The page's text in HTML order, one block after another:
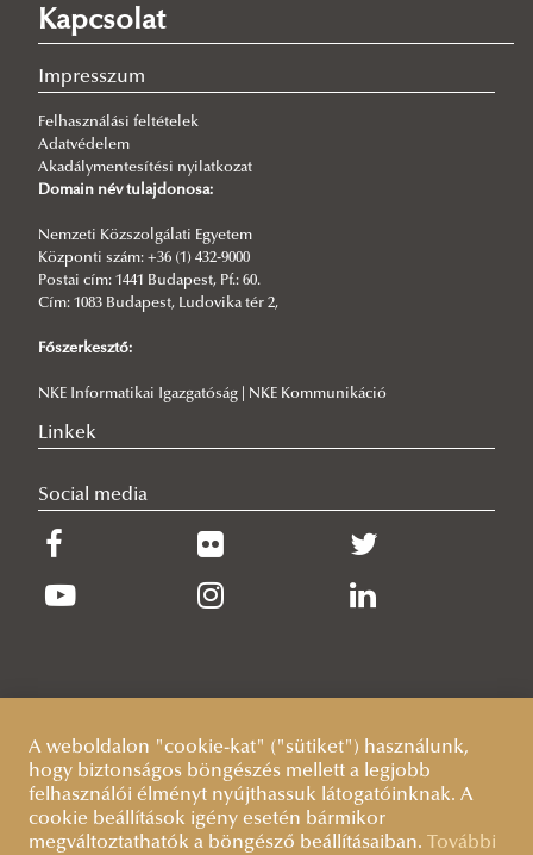
Kapcsolat
Impresszum
Felhasználási feltételek
Adatvédelem
Akadálymentesítési nyilatkozat
Domain név tulajdonosa:
Nemzeti Közszolgálati Egyetem
Központi szám: +36 (1) 432-9000
Postai cím: 1441 Budapest, Pf.: 60.
Cím: 1083 Budapest, Ludovika tér 2,
Főszerkesztő:
NKE Informatikai Igazgatóság | NKE Kommunikáció
Linkek
Social media
A weboldalon "cookie-kat" ("sütiket") használunk,
hogy biztonságos böngészés mellett a legjobb
felhasználói élményt nyújthassuk látogatóinknak. A
cookie beállítások igény esetén bármikor
megváltoztathatók a böngésző beállításaiban.
További